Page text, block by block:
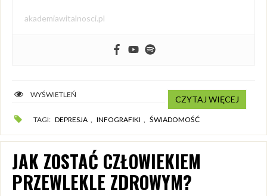
akademiawitalnosci.pl
WYŚWIETLEŃ CZYTAJ WIĘCEJ
TAGI: DEPRESJA , INFOGRAFIKI , ŚWIADOMOŚĆ
JAK ZOSTAĆ CZŁOWIEKIEM
PRZEWLEKLE ZDROWYM?